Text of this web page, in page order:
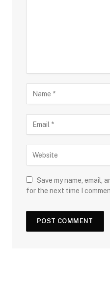
Save my name, email,
for the next time I